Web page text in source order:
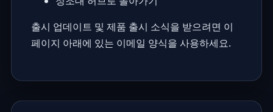
출시 업데이트 및 제품 출시 소식을 받으려면 이
페이지 아래에 있는 이메일 양식을 사용하세요.